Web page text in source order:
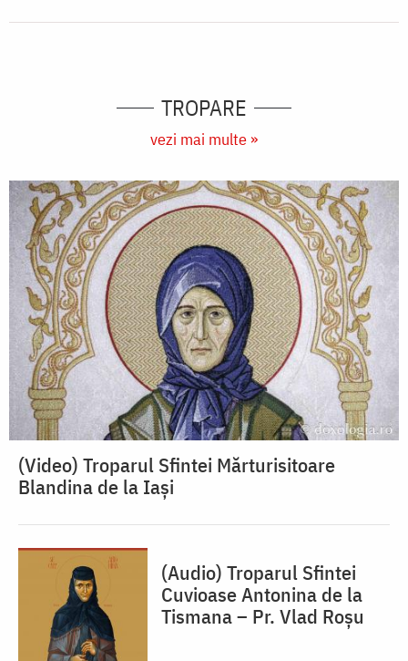
TROPARE
vezi mai multe »
(Video) Troparul Sfintei Mărturisitoare
Blandina de la Iași
(Audio) Troparul Sfintei
Cuvioase Antonina de la
Tismana – Pr. Vlad Roșu